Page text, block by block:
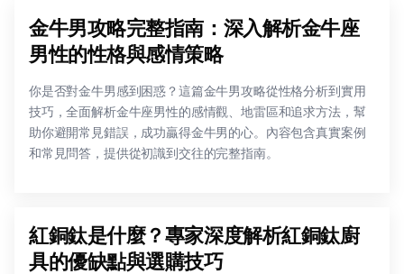
金牛男攻略完整指南：深入解析金牛座
男性的性格與感情策略
你是否對金牛男感到困惑？這篇金牛男攻略從性格分析到實用
技巧，全面解析金牛座男性的感情觀、地雷區和追求方法，幫
助你避開常見錯誤，成功贏得金牛男的心。內容包含真實案例
和常見問答，提供從初識到交往的完整指南。
紅銅鈦是什麼？專家深度解析紅銅鈦廚
具的優缺點與選購技巧